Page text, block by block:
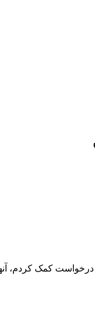
کمک کردم، آنها